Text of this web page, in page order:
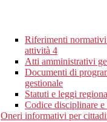
Riferimenti
attività 4
Atti amministrativi
Documenti di
gestionale
Statuti e leggi
Codice disciplinare
Oneri informativi per